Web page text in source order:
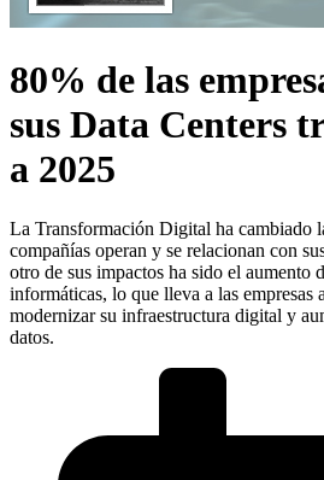
80% de las
sus Data Centers
a 2025
La Transformación Digital ha cambiado
compañías operan y se relacionan con
otro de sus impactos ha sido el aumento
informáticas, lo que lleva a las empresas
modernizar su infraestructura digital y
datos.